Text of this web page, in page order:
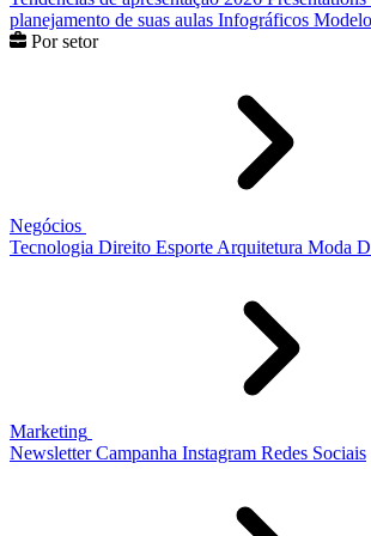
planejamento de suas aulas Infográficos
Por setor
Negócios
Tecnologia Direito Esporte Arquitetura Moda
Marketing
Newsletter Campanha Instagram Redes Sociais